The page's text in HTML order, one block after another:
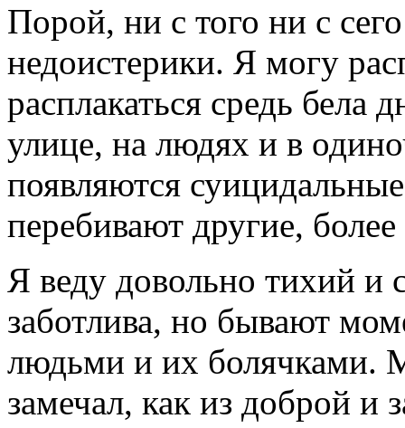
Порой, ни с того ни с
недоистерики. Я могу
расплакаться средь бела
улице, на людях и в
появляются
перебивают другие,
Я веду довольно тихий и
заботлива, но бывают
людьми и их болячками.
замечал, как из доброй и